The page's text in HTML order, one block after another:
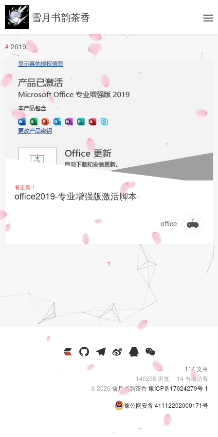
雪月书韵茶香
# 2019/12
有更新！
office2019-专业增强版激活脚本
office
1
114 文章
140258 浏览 14 当前访客
© 2026 雪月书韵茶香豫ICP备17024279号-1
豫公网安备 41112202000171号